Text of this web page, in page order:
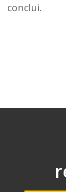
conclui.